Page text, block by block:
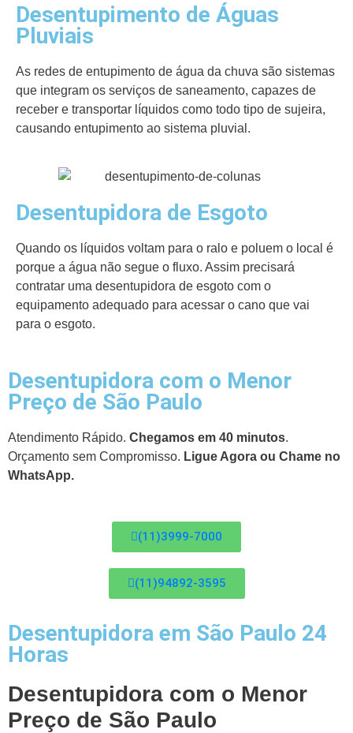
Desentupimento de Águas
Pluviais
As redes de entupimento de água da chuva são sistemas
que integram os serviços de saneamento, capazes de
receber e transportar líquidos como todo tipo de sujeira,
causando entupimento ao sistema pluvial.
Desentupidora de Esgoto
Quando os líquidos voltam para o ralo e poluem o local é
porque a água não segue o fluxo. Assim precisará
contratar uma desentupidora de esgoto com o
equipamento adequado para acessar o cano que vai
para o esgoto.
Desentupidora com o Menor
Preço de São Paulo
Atendimento Rápido. Chegamos em 40 minutos.
Orçamento sem Compromisso. Ligue Agora ou Chame no
WhatsApp.
(11)3999-7000
(11)94892-3595
Desentupidora em São Paulo 24
Horas
Desentupidora com o Menor
Preço de São Paulo